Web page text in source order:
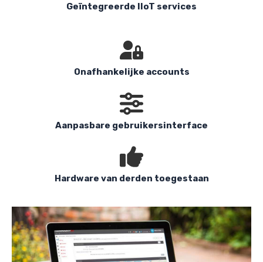
Geïntegreerde IIoT services
Onafhankelijke accounts
Aanpasbare gebruikersinterface
Hardware van derden toegestaan